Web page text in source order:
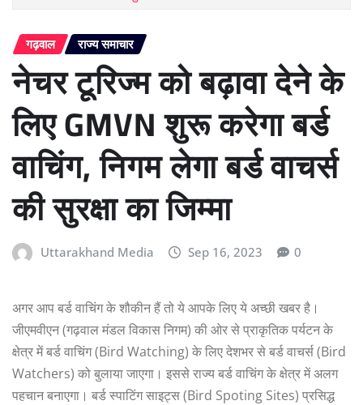
गढ़वाल राज्य समाचार
नेचर टूरिज्म को बढ़ावा देने के
लिए GMVN शुरू करेगा बर्ड
वाचिंग, निगम लेगा बर्ड वाचर्स
की सुरक्षा का जिम्मा
Uttarakhand Media Sep 16, 2023 0
अगर आप बर्ड वाचिंग के शौकीन हैं तो ये आपके लिए ये अच्छी खबर है।
जीएमवीएन (गढ़वाल मंडल विकास निगम) की ओर से प्राकृतिक पर्यटन के
क्षेत्र में बर्ड वाचिंग (Bird Watching) के लिए देशभर से बर्ड वाचर्स (Bird
Watchers) को बुलाया जाएगा। इससे राज्य बर्ड वाचिंग के क्षेत्र में अलग
पहचान बनाएगा। बर्ड स्पाटिंग साइट्स (Bird Spoting Sites) प्रसिद्ध